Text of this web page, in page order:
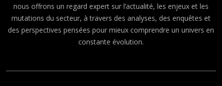
nous offrons un regard expert sur l’actualité, les enjeux et les
mutations du secteur, à travers des analyses, des enquêtes et
des perspectives pensées pour mieux comprendre un univers en
constante évolution.